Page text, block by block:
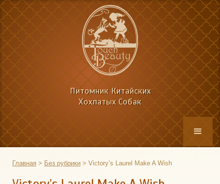
Питомник Китайских
Хохлатых Собак
Главная > Без рубрики > Victory’s Laurel Make A Wish